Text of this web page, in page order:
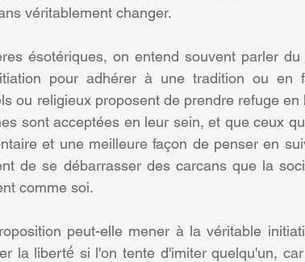
véritablement changer.
ésotériques, on entend souvent parler
pour adhérer à une tradition ou en
ou religieux proposent de prendre refuge
sont acceptées en leur sein, et que ceux
et une meilleure façon de penser en
de se débarrasser des carcans que la
comme soi.
peut-elle mener à la véritable
la liberté́ si l'on tente d'imiter quelqu'un,